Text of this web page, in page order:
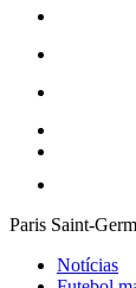
Paris Saint-
Notícias